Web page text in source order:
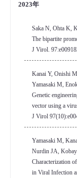
2023年
Saka N, Ohta K,
The bipartite
J Virol.
Kanai Y, Onishi
Yamasaki M,
Genetic
vector using a
J Virol
Yamasaki M,
Nurdin JA,
Characterization
in Viral Infection